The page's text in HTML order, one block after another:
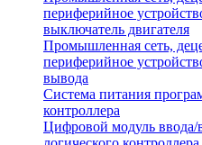
периферийное
выключатель двигателя
Промышленная сеть,
периферийное
вывода
Система питания
контроллера
Цифровой модуль